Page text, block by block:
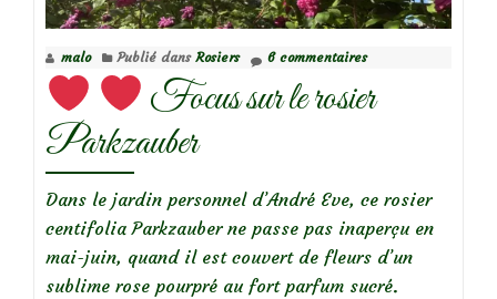
Hill
malo Publié dans Rosiers 6 commentaires
Focus sur le rosier
Parkzauber
Dans le jardin personnel d’André Eve, ce rosier
centifolia Parkzauber ne passe pas inaperçu en
mai-juin, quand il est couvert de fleurs d’un
sublime rose pourpré au fort parfum sucré.